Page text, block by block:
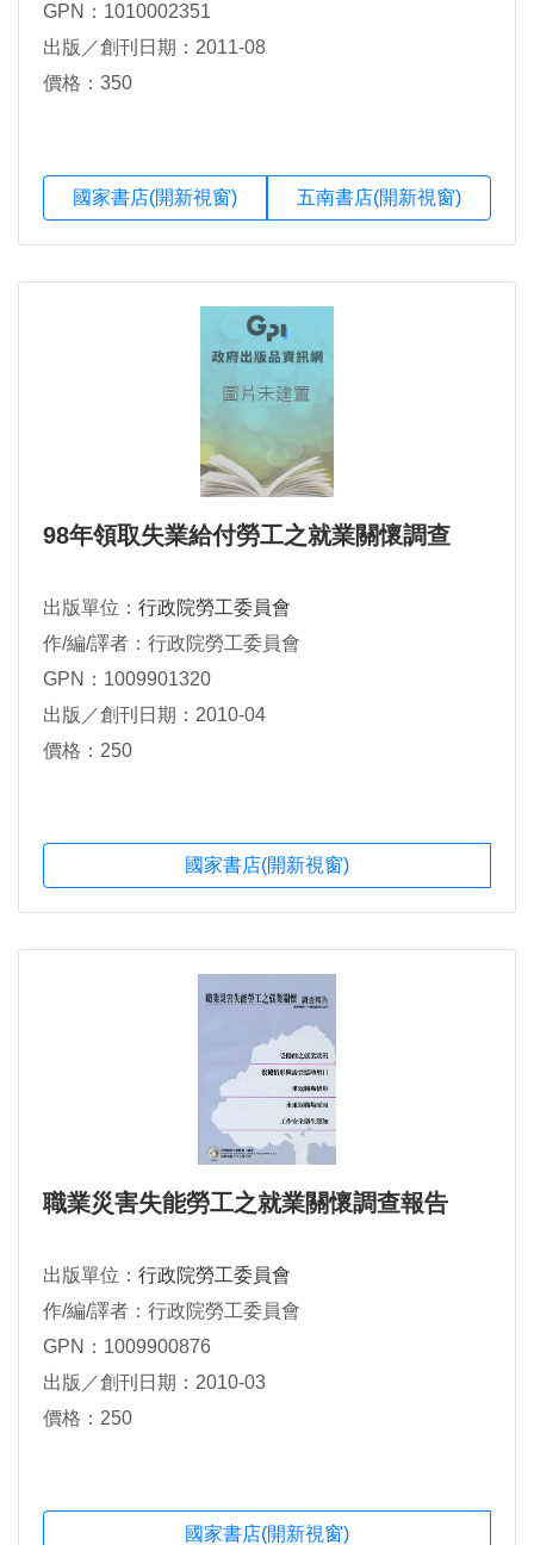
GPN：1010002351
出版／創刊日期：2011-08
價格：350
國家書店(開新視窗) 五南書店(開新視窗)
98年領取失業給付勞工之就業關懷調查
出版單位： 行政院勞工委員會
作/編/譯者：行政院勞工委員會
GPN：1009901320
出版／創刊日期：2010-04
價格：250
國家書店(開新視窗)
職業災害失能勞工之就業關懷調查報告
出版單位： 行政院勞工委員會
作/編/譯者：行政院勞工委員會
GPN：1009900876
出版／創刊日期：2010-03
價格：250
國家書店(開新視窗)